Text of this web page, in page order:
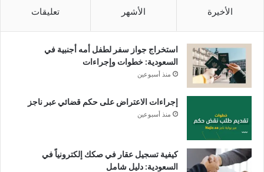
الأخيرة الأشهر تعليقات
استخراج جواز سفر لطفل أمه أجنبية في
السعودية: خطوات وإجراءات
منذ أسبوعين
إجراءات الاعتراض على حكم قضائي عبر ناجز
منذ أسبوعين
كيفية تسجيل عقار في صكك إلكترونياً في
السعودية: دليل شامل